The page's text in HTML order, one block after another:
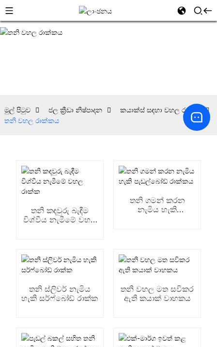
මුල් පිටුව ජල ක්‍රීඩා නිෂ්පාදන
කයාක්ස් සඳහා වහල රාක්ක
තනි වහල රාක්කය
තනි කඳවුරු බැඳීම
විශ්වීය නැමීමේ වහල
තනි ගමන් කරන
නැමිය හැකි
තනි ස්ලිවර් නැමිය
හැකි සර්ෆ්බෝඩ් රාක්ක
තනි වහල මත සවිකර
ඇති කයාක් වාහකය